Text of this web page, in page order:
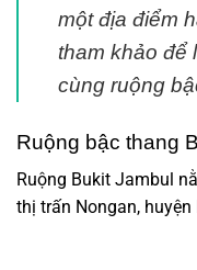
một địa điểm
tham khảo để
cùng ruộng
Ruộng bậc thang
Ruộng Bukit Jambul
thị trấn Nongan, huyện